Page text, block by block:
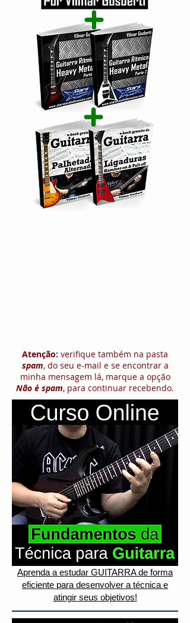
Atenção: verifique também na pasta
spam, do seu e-mail e se encontrar a
minha mensagem lá, marque a opção
Não é spam, para continuar recebendo.
Aprenda a estudar GUITARRA de forma
eficiente para desenvolver a técnica e
atingir seus objetivos!